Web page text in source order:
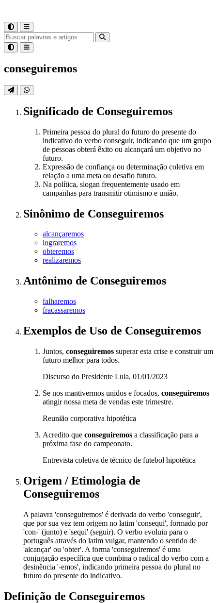
conseguiremos
Significado de Conseguiremos
Primeira pessoa do plural do futuro do presente do
indicativo do verbo conseguir, indicando que um grupo
de pessoas obterá êxito ou alcançará um objetivo no
futuro.
Expressão de confiança ou determinação coletiva em
relação a uma meta ou desafio futuro.
Na política, slogan frequentemente usado em
campanhas para transmitir otimismo e união.
Sinônimo de Conseguiremos
alcançaremos
lograremos
obteremos
realizaremos
Antônimo de Conseguiremos
falharemos
fracassaremos
Exemplos de Uso de Conseguiremos
Juntos, conseguiremos superar esta crise e construir um
futuro melhor para todos.
Discurso do Presidente Lula, 01/01/2023
Se nos mantivermos unidos e focados, conseguiremos
atingir nossa meta de vendas este trimestre.
Reunião corporativa hipotética
Acredito que conseguiremos a classificação para a
próxima fase do campeonato.
Entrevista coletiva de técnico de futebol hipotética
Origem / Etimologia de
Conseguiremos
A palavra 'conseguiremos' é derivada do verbo 'conseguir',
que por sua vez tem origem no latim 'consequi', formado por
'con-' (junto) e 'sequi' (seguir). O verbo evoluiu para o
português através do latim vulgar, mantendo o sentido de
'alcançar' ou 'obter'. A forma 'conseguiremos' é uma
conjugação específica que combina o radical do verbo com a
desinência '-emos', indicando primeira pessoa do plural no
futuro do presente do indicativo.
Definição de Conseguiremos